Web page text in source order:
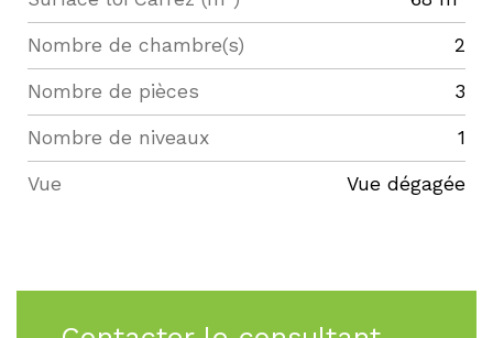
Nombre de chambre(s) 2
Nombre de pièces 3
Nombre de niveaux 1
Vue Vue dégagée